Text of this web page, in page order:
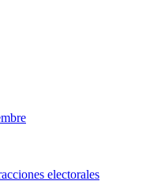
electorales